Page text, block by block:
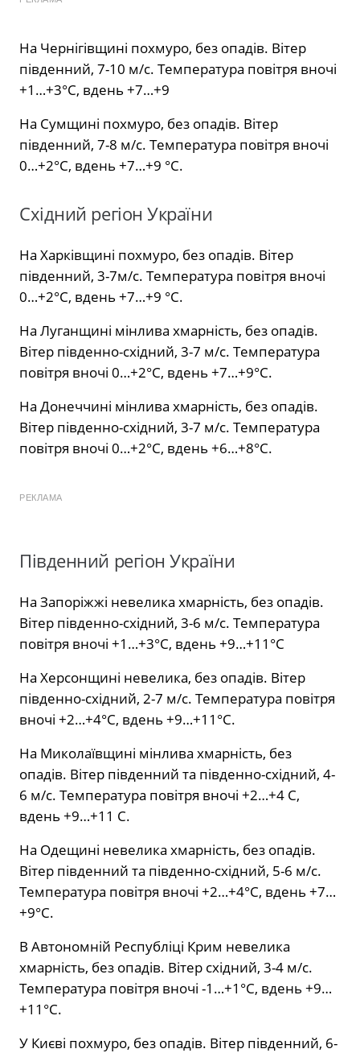
На Чернігівщині похмуро, без опадів. Вітер
південний, 7-10 м/с. Температура повітря вночі
+1…+3°С, вдень +7…+9
На Сумщині похмуро, без опадів. Вітер
південний, 7-8 м/с. Температура повітря вночі
0…+2°С, вдень +7…+9 °С.
Східний регіон України
На Харківщині похмуро, без опадів. Вітер
південний, 3-7м/с. Температура повітря вночі
0…+2°С, вдень +7…+9 °С.
На Луганщині мінлива хмарність, без опадів.
Вітер південно-східний, 3-7 м/с. Температура
повітря вночі 0…+2°С, вдень +7…+9°С.
На Донеччині мінлива хмарність, без опадів.
Вітер південно-східний, 3-7 м/с. Температура
повітря вночі 0…+2°С, вдень +6…+8°С.
РЕКЛАМА
Південний регіон України
На Запоріжжі невелика хмарність, без опадів.
Вітер південно-східний, 3-6 м/с. Температура
повітря вночі +1…+3°С, вдень +9…+11°С
На Херсонщині невелика, без опадів. Вітер
південно-східний, 2-7 м/с. Температура повітря
вночі +2…+4°С, вдень +9…+11°С.
На Миколаївщині мінлива хмарність, без
опадів. Вітер південний та південно-східний, 4-
6 м/с. Температура повітря вночі +2…+4 С,
вдень +9…+11 С.
На Одещині невелика хмарність, без опадів.
Вітер південний та південно-східний, 5-6 м/с.
Температура повітря вночі +2…+4°С, вдень +7…
+9°С.
В Автономній Республіці Крим невелика
хмарність, без опадів. Вітер східний, 3-4 м/с.
Температура повітря вночі -1…+1°С, вдень +9…
+11°С.
У Києві похмуро, без опадів. Вітер південний, 6-